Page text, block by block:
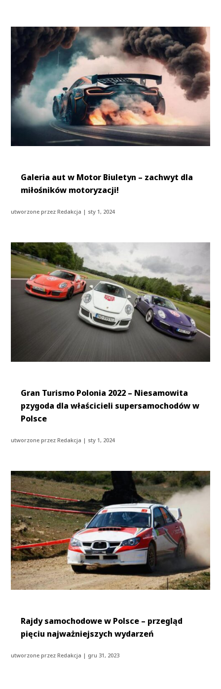
Galeria aut w Motor Biuletyn – zachwyt dla
miłośników motoryzacji!
utworzone przezRedakcja | sty 1, 2024
Gran Turismo Polonia 2022 – Niesamowita
pzygoda dla właścicieli supersamochodów w
Polsce
utworzone przezRedakcja | sty 1, 2024
Rajdy samochodowe w Polsce – przegląd
pięciu najważniejszych wydarzeń
utworzone przezRedakcja | gru 31, 2023